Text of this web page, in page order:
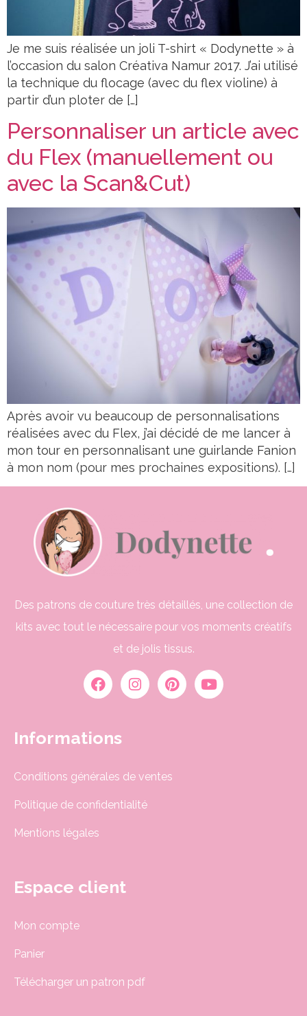
Je me suis réalisée un joli T-shirt « Dodynette » à
l’occasion du salon Créativa Namur 2017. J’ai utilisé
la technique du flocage (avec du flex violine) à
partir d’un ploter de […]
Personnaliser un article avec
du Flex (manuellement ou
avec la Scan&Cut)
Après avoir vu beaucoup de personnalisations
réalisées avec du Flex, j’ai décidé de me lancer à
mon tour en personnalisant une guirlande Fanion
à mon nom (pour mes prochaines expositions). […]
Des patrons de couture très détaillés, une collection de
kits avec tout le nécessaire pour vos moments créatifs
et de jolis tissus.
Informations
Conditions générales de ventes
Politique de confidentialité
Mentions légales
Espace client
Mon compte
Panier
Télécharger un patron pdf